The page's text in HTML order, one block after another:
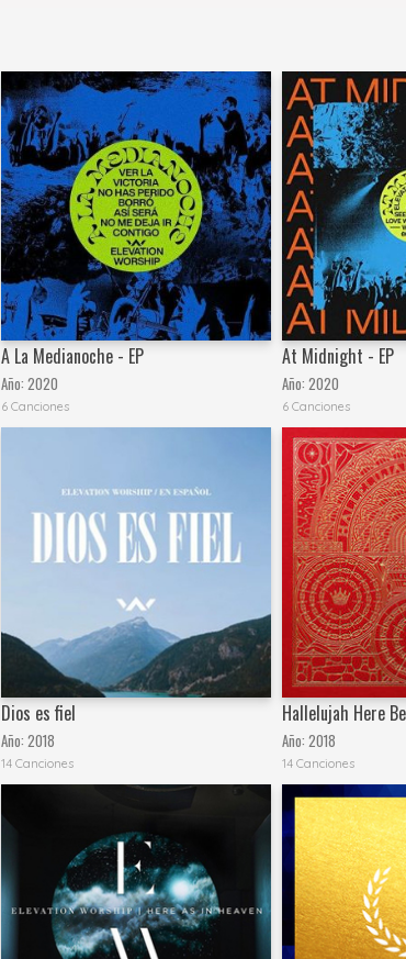
A La Medianoche - EP
Año:2020
6 Canciones
At Midnight - EP
Año:2020
6 Canciones
Dios es fiel
Año:2018
14 Canciones
Hallelujah Here
Año:2018
14 Canciones